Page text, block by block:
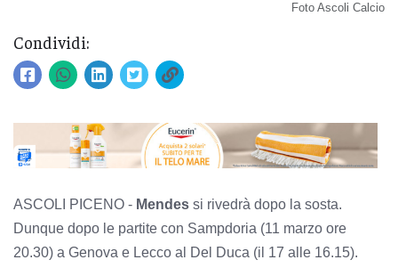
Foto Ascoli Calcio
Condividi:
ASCOLI PICENO - Mendes si rivedrà dopo la sosta.
Dunque dopo le partite con Sampdoria (11 marzo ore
20.30) a Genova e Lecco al Del Duca (il 17 alle 16.15).